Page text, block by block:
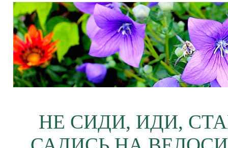
НЕ СИДИ, ИДИ,